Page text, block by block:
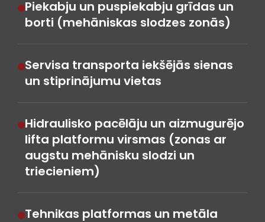
Piekabju un puspiekabju grīdas un
borti (mehāniskas slodzes zonās)
Servisa transporta iekšējās sienas
un stiprinājumu vietas
Hidraulisko pacēlāju un aizmugurējo
lifta platformu virsmas (zonas ar
augstu mehānisku slodzi un
triecieniem)
Tehnikas platformas un metāla